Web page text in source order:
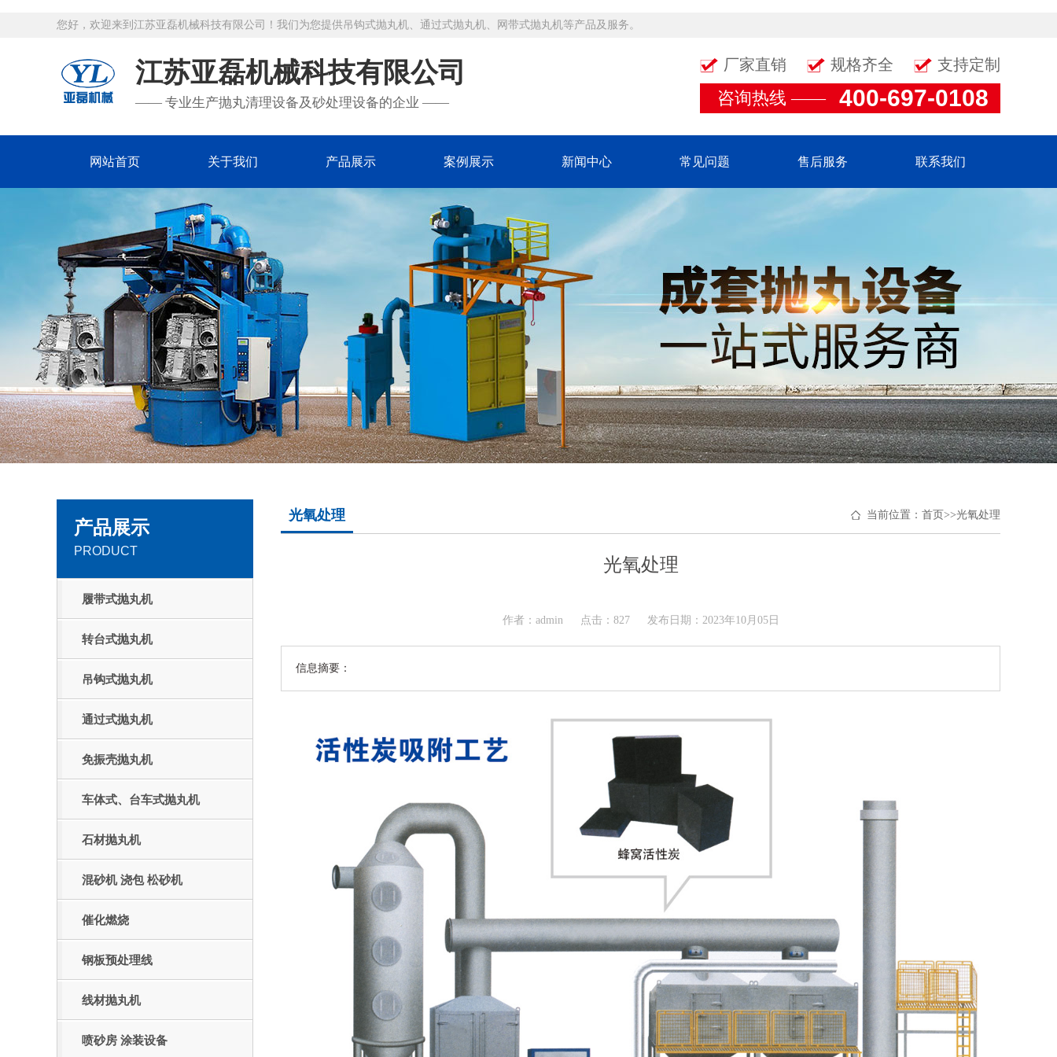
您好，欢迎来到江苏亚磊机械科技有限公司！我们为您提供吊钩式抛丸机、通过式抛丸机、网带式抛丸机等产品及服务。
江苏亚磊机械科技有限公司
—— 专业生产抛丸清理设备及砂处理设备的企业 ——
厂家直销 规格齐全 支持定制
咨询热线 —— 400-697-0108
网站首页 关于我们 产品展示 案例展示 新闻中心 常见问题 售后服务 联系我们
产品展示
PRODUCT
履带式抛丸机
转台式抛丸机
吊钩式抛丸机
通过式抛丸机
免振壳抛丸机
车体式、台车式抛丸机
石材抛丸机
混砂机 浇包 松砂机
催化燃烧
钢板预处理线
线材抛丸机
喷砂房 涂装设备
光氧处理 当前位置： 首页 >>光氧处理
光氧处理
作者：admin 点击：827 发布日期：2023年10月05日
信息摘要：